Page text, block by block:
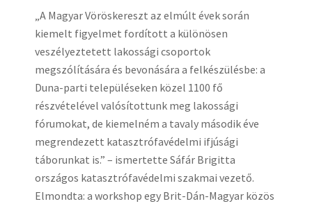
„A Magyar Vöröskereszt az elmúlt évek során
kiemelt figyelmet fordított a különösen
veszélyeztetett lakossági csoportok
megszólítására és bevonására a felkészülésbe: a
Duna-parti településeken közel 1100 fő
részvételével valósítottunk meg lakossági
fórumokat, de kiemelném a tavaly második éve
megrendezett katasztrófavédelmi ifjúsági
táborunkat is.” – ismertette Sáfár Brigitta
országos katasztrófavédelmi szakmai vezető.
Elmondta: a workshop egy Brit-Dán-Magyar közös